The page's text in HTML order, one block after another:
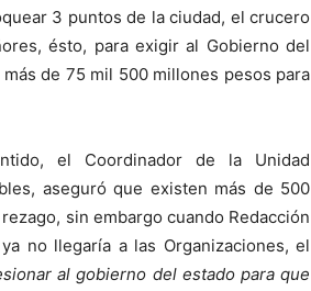
3 puntos de la ciudad, el crucero
ésto, para exigir al Gobierno del
de 75 mil 500 millones pesos para
el Coordinador de la Unidad
aseguró que existen más de 500
sin embargo cuando Redacción
no llegaría a las Organizaciones, el
al gobierno del estado para que